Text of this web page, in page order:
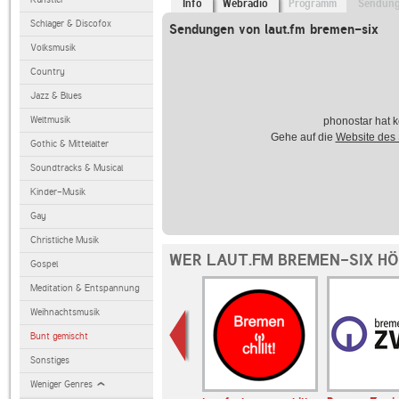
Schlager & Discofox
Volksmusik
Country
Jazz & Blues
Weltmusik
Gothic & Mittelalter
Soundtracks & Musical
Kinder-Musik
Gay
Christliche Musik
Gospel
Meditation & Entspannung
Weihnachtsmusik
Bunt gemischt
Sonstiges
Weniger Genres
Info Webradio Programm
Sendungen von laut.fm bremen-six
phonostar hat
Gehe auf die Website des
WER LAUT.FM BREMEN-SIX